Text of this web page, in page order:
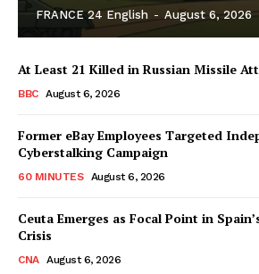
FRANCE 24 English - August 6, 2026
At Least 21 Killed in Russian Missile
BBC August 6, 2026
Former eBay Employees Targeted
Cyberstalking Campaign
60 MINUTES August 6, 2026
Ceuta Emerges as Focal Point in
Crisis
CNA August 6, 2026